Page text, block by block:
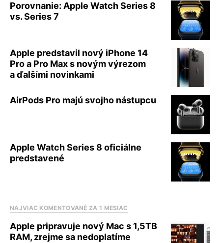
Porovnanie: Apple Watch Series 8
vs. Series 7
Apple predstavil nový iPhone 14
Pro a Pro Max s novým výrezom
a ďalšími novinkami
AirPods Pro majú svojho nástupcu
Apple Watch Series 8 oficiálne
predstavené
NAJVIAC KOMENTOVANÉ ZA 1 MESIAC
Apple pripravuje nový Mac s 1,5TB
RAM, zrejme sa nedoplatíme